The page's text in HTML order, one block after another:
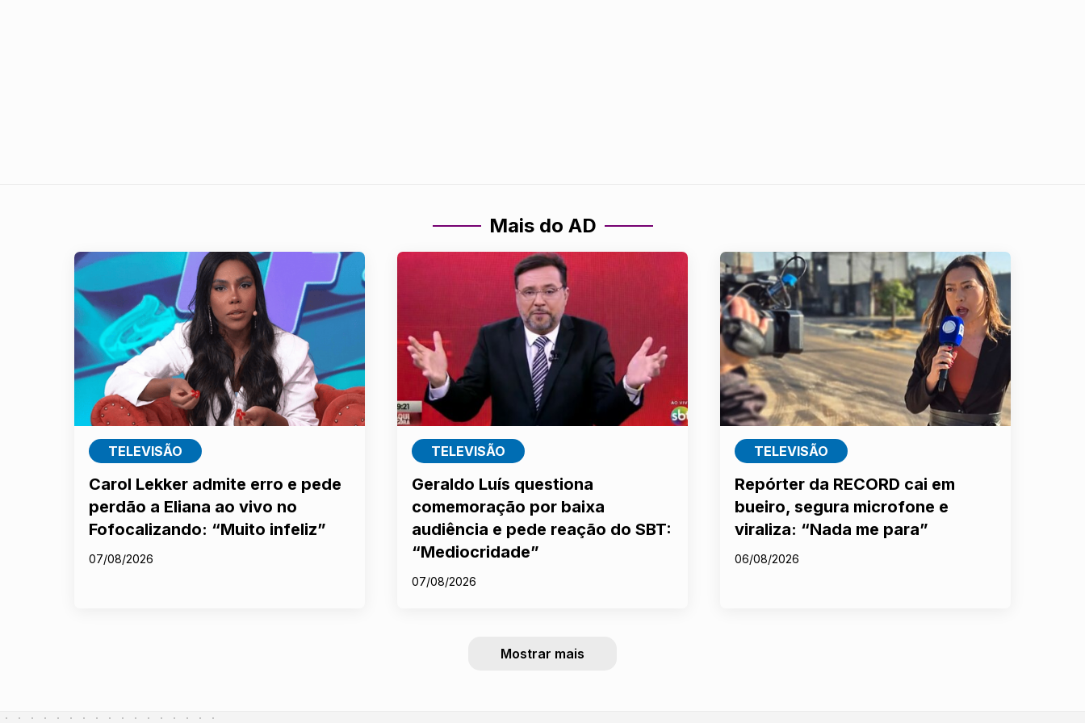
Mais do AD
TELEVISÃO
Carol Lekker admite erro e pede
perdão a Eliana ao vivo no
Fofocalizando: “Muito infeliz”
07/08/2026
TELEVISÃO
Geraldo Luís questiona
comemoração por baixa
audiência e pede reação do SBT:
“Mediocridade”
07/08/2026
TELEVISÃO
Repórter da RECORD cai em
bueiro, segura microfone e
viraliza: “Nada me para”
06/08/2026
Mostrar mais